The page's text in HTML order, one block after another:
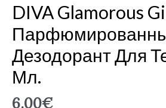
DIVA Glamorous
Дезодорант Для
Мл.
6.00€